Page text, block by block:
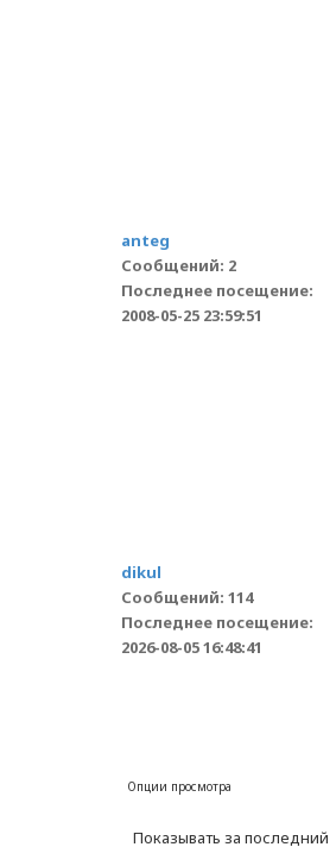
anteg
Сообщений: 2
Последнее посещение:
2008-05-25 23:59:51
dikul
Сообщений: 114
Последнее посещение:
2026-08-05 16:48:41
Опции просмотра
Показывать за последний